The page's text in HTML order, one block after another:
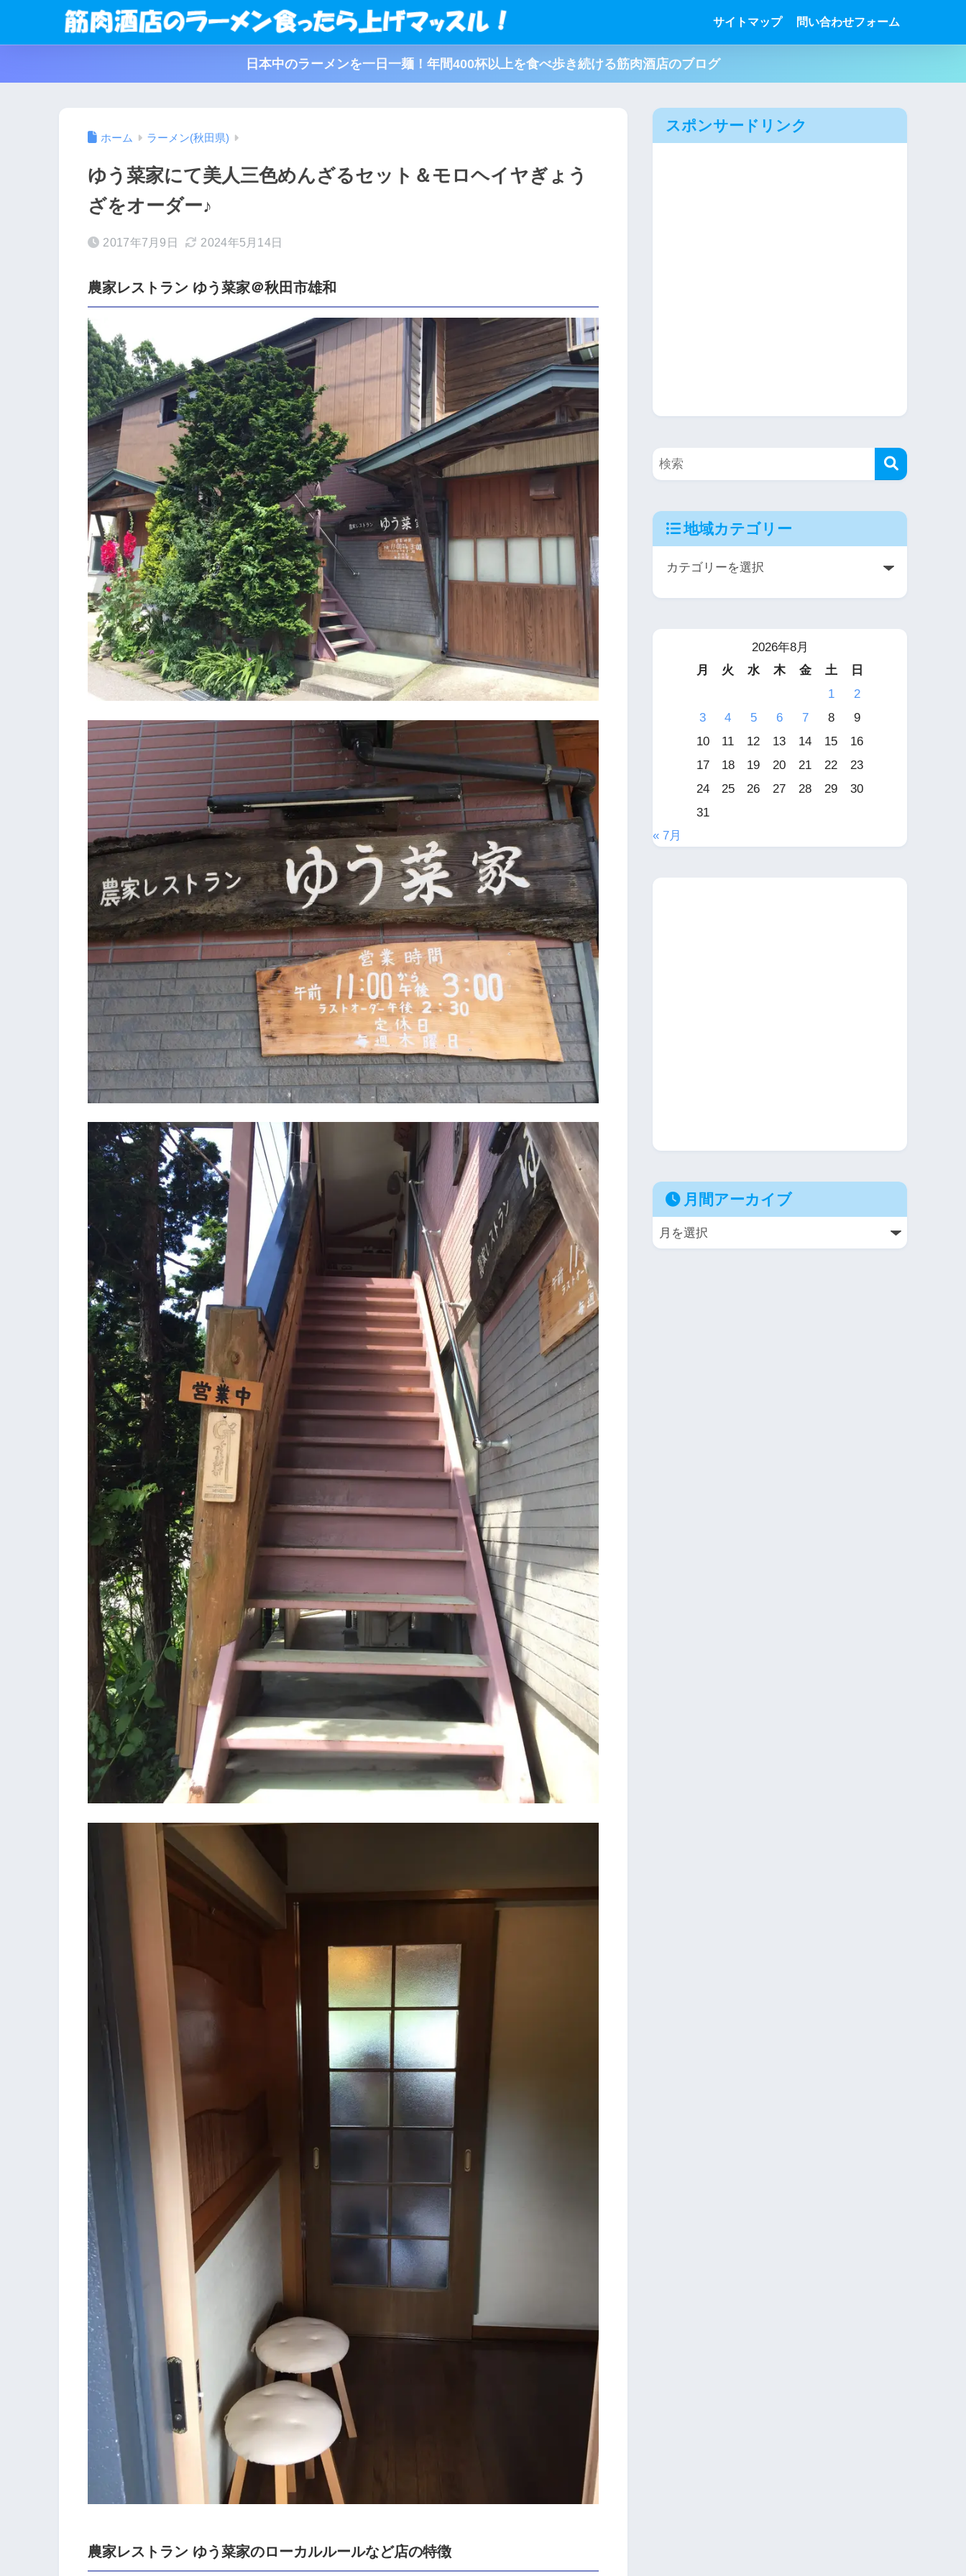
サイトマップ 問い合わせフォーム
日本中のラーメンを一日一麺！年間400杯以上を食べ歩き続ける筋肉酒店のブログ
ホーム ラーメン(秋田県)
ゆう菜家にて美人三色めんざるセット＆モロヘイヤぎょう
ざをオーダー♪
2017年7月9日 2024年5月14日
農家レストラン ゆう菜家＠秋田市雄和
農家レストラン ゆう菜家のローカルルールなど店の特徴
スポンサードリンク
地域カテゴリー
2026年8月
月
火 水 木 金 土
日
1
2
3
4 5 6 7 8
9
10
11 12 13 14 15
16
17
18 19 20 21 22
23
24
25 26 27 28 29
30
31
« 7月
月間アーカイブ